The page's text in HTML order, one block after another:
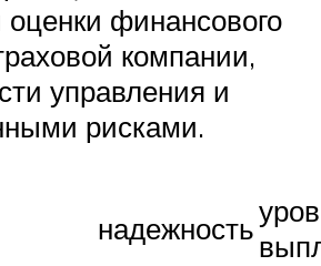
оценки финансового
компании,
управления и
рисками.
надежность